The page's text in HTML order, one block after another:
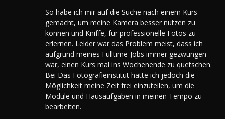
So habe ich mir auf die Suche nach einem Kurs
gemacht, um meine Kamera besser nutzen zu
können und Kniffe, für professionelle Fotos zu
erlernen. Leider war das Problem meist, dass ich
aufgrund meines Fulltime-Jobs immer gezwungen
war, einen Kurs mal ins Wochenende zu quetschen.
Bei Das Fotografieinstitut hatte ich jedoch die
Möglichkeit meine Zeit frei einzuteilen, um die
Module und Hausaufgaben in meinen Tempo zu
bearbeiten.